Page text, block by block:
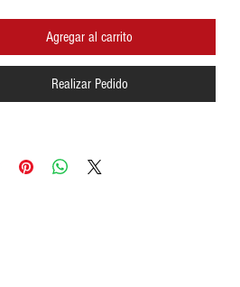
Agregar al carrito
Realizar Pedido